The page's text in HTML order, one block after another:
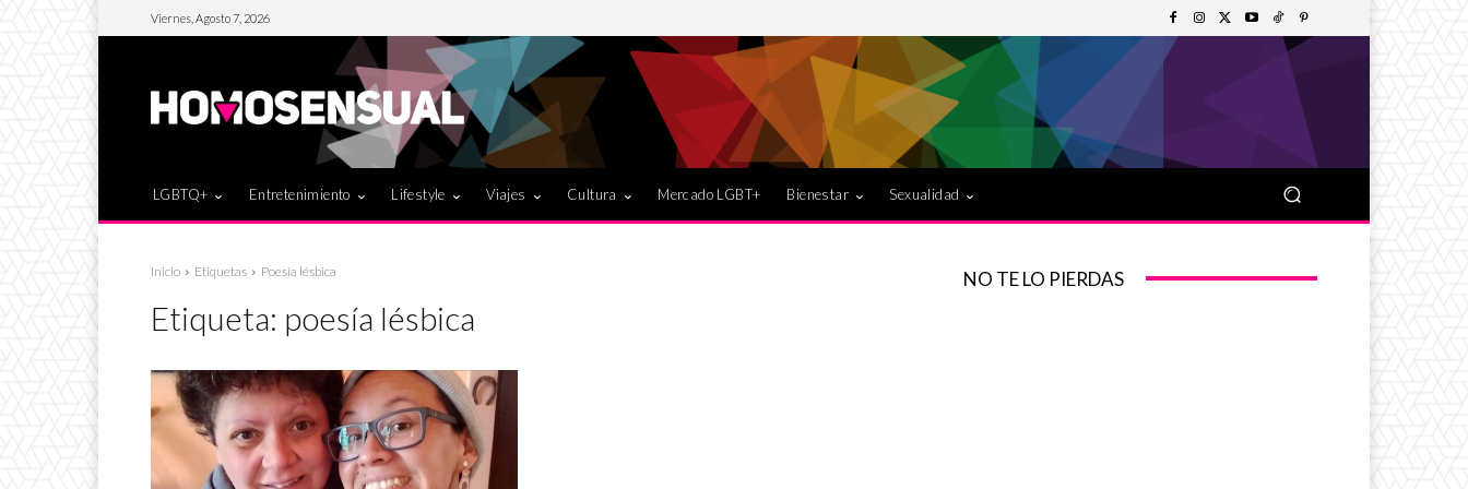
Viernes, Agosto 7, 2026
LGBTQ+ Entretenimiento Lifestyle Viajes Cultura Mercado LGBT+ Bienestar Sexualidad
Inicio Etiquetas Poesía lésbica
Etiqueta: poesía lésbica
NO TE LO PIERDAS